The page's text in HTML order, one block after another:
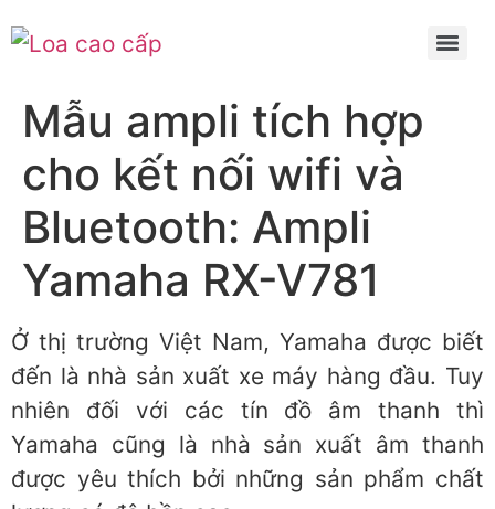
Mẫu ampli tích hợp
cho kết nối wifi và
Bluetooth: Ampli
Yamaha RX-V781
Ở thị trường Việt Nam, Yamaha được biết
đến là nhà sản xuất xe máy hàng đầu. Tuy
nhiên đối với các tín đồ âm thanh thì
Yamaha cũng là nhà sản xuất âm thanh
được yêu thích bởi những sản phẩm chất